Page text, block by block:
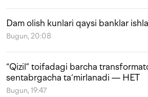
Dam olish kunlari qaysi banklar
Bugun, 20:08
“Qizil” toifadagi barcha
sentabrgacha ta‘mirlanadi — HET
Bugun, 19:47